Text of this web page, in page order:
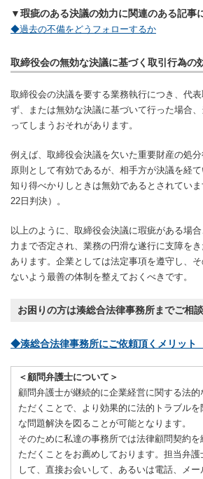
▼瑕疵のある決議の効力に関連のある記事
◆過去の不備をどうフォローするか
取締役会の無効な決議に基づく取引行為の
取締役会の決議を要する業務執行につき、代
ず、または無効な決議に基づいて行った場合
ってしまうおそれがあります。
例えば、取締役会決議を欠いた重要財産の処分
原則として有効であるが、相手方が決議を経
知り得べかりしときは無効であるとされてい
22日判決）。
以上のように、取締役会決議に瑕疵がある場
力まで否定され、業務の円滑な遂行に支障を
あります。企業としては法定事項を遵守し、
ないよう最善の体制を整えておくべきです。
お困りの方は湊総合法律事務所までご相談
◆湊総合法律事務所にご依頼頂くメリッ
＜顧問弁護士について＞
顧問弁護士が継続的に企業経営に関する法
ただくことで、より効果的に法的トラブル
な問題解決を図ることが可能となります。
そのために私達の事務所では法律顧問契約
ただくことをお薦めしております。担当弁
して、直接お会いして、あるいは電話、メ